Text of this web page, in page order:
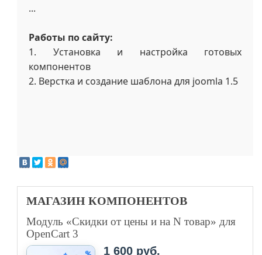
...
Работы по сайту:
1. Установка и настройка готовых
компонентов
2. Верстка и создание шаблона для joomla 1.5
МАГАЗИН КОМПОНЕНТОВ
Модуль «Скидки от цены и на N товар» для
OpenCart 3
1 600 руб.